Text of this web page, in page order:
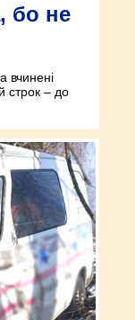
бо не
вчинені
строк – до